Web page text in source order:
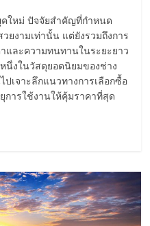
คใหม่ ปัจจัยสำคัญที่กำหนด
ยงามเท่านั้น แต่ยังรวมถึงการ
และความทนทานในระยะยาว
นึ่งในวัสดุยอดนิยมของช่าง
เจาะลึกแนวทางการเลือกซื้อ
การใช้งานให้คุ้มราคาที่สุด